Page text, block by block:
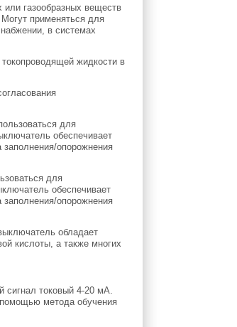
газообразных веществ
применяться для
в системах
жидкости в
для
обеспечивает
опорожнения
для
обеспечивает
опорожнения
обладает
кислоты, а также многих
сигнал токовый 4-20 мА.
метода обучения